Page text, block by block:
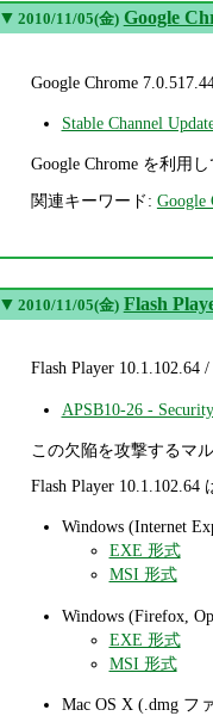
▼ 2010/11/05(金) Google
Google Chrome
Stable Channel
Google Chrome を利用
関連キーワード: Google
▼ 2010/11/05(金) Flash
Flash Player
APSB10-26 -
この欠陥を攻撃するマ
Flash Player 10.1.102.64
Windows (Internet
EXE 形式
MSI 形式
Windows (Firefox,
EXE 形式
MSI 形式
Mac OS X (.dmg フ